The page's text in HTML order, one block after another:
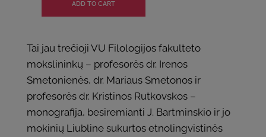
Tai jau trečioji VU Filologijos fakulteto
mokslininkų – profesorės dr. Irenos
Smetonienės, dr. Mariaus Smetonos ir
profesorės dr. Kristinos Rutkovskos –
monografija, besiremianti J. Bartminskio ir jo
mokinių Liubline sukurtos etnolingvistinės